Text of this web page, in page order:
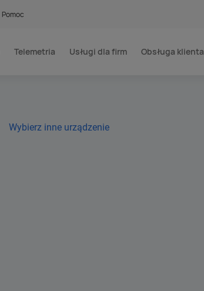
Pomoc
Telemetria Usługi dla firm Obsługa klienta
Wybierz inne urządzenie